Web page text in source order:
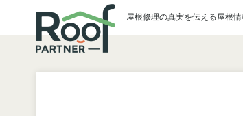
屋根修理の真実を伝える屋根